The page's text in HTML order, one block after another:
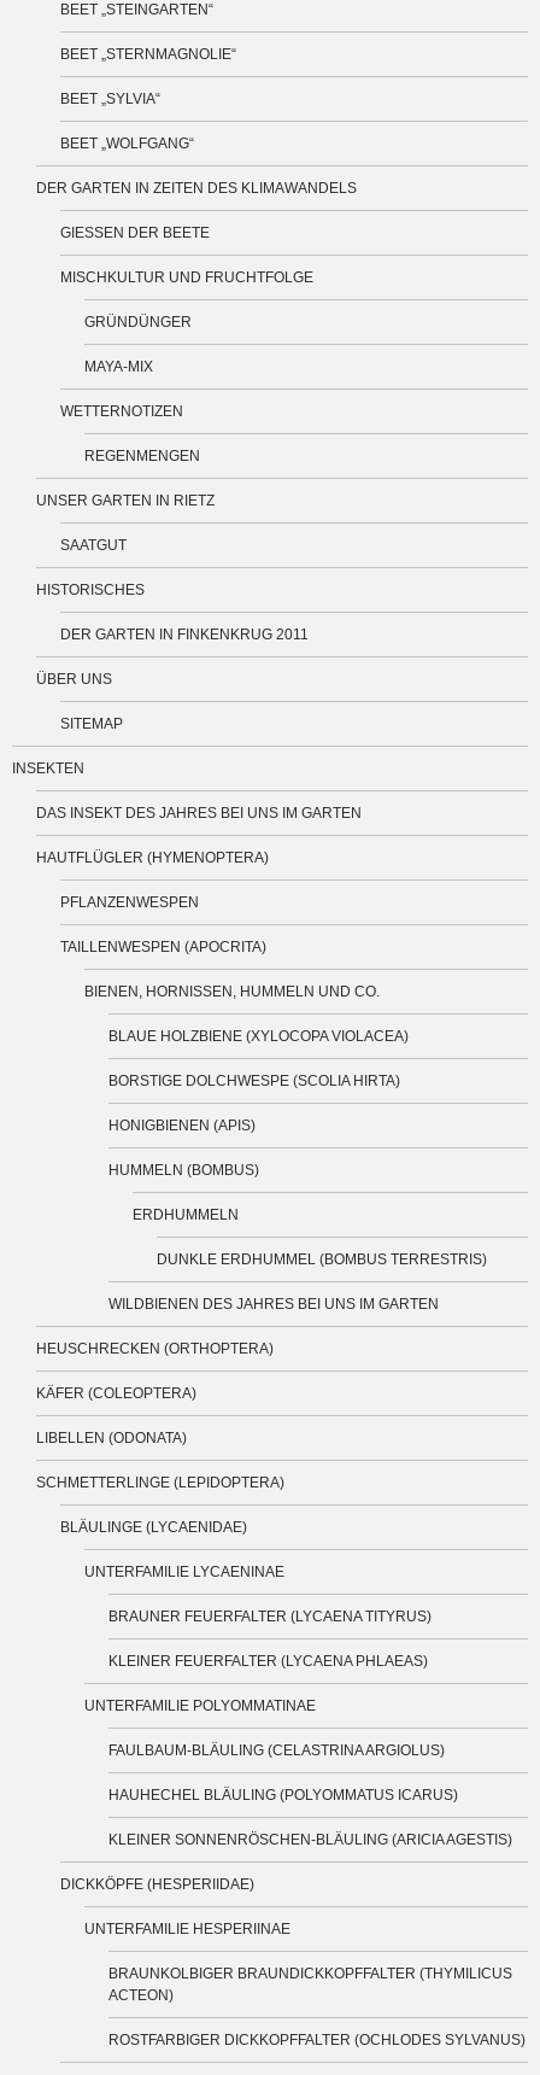
BEET „STEINGARTEN“
BEET „STERNMAGNOLIE“
BEET „SYLVIA“
BEET „WOLFGANG“
DER GARTEN IN ZEITEN DES KLIMAWANDELS
GIESSEN DER BEETE
MISCHKULTUR UND FRUCHTFOLGE
GRÜNDÜNGER
MAYA-MIX
WETTERNOTIZEN
REGENMENGEN
UNSER GARTEN IN RIETZ
SAATGUT
HISTORISCHES
DER GARTEN IN FINKENKRUG 2011
ÜBER UNS
SITEMAP
INSEKTEN
DAS INSEKT DES JAHRES BEI UNS IM GARTEN
HAUTFLÜGLER (HYMENOPTERA)
PFLANZENWESPEN
TAILLENWESPEN (APOCRITA)
BIENEN, HORNISSEN, HUMMELN UND CO.
BLAUE HOLZBIENE (XYLOCOPA VIOLACEA)
BORSTIGE DOLCHWESPE (SCOLIA HIRTA)
HONIGBIENEN (APIS)
HUMMELN (BOMBUS)
ERDHUMMELN
DUNKLE ERDHUMMEL (BOMBUS TERRESTRIS)
WILDBIENEN DES JAHRES BEI UNS IM GARTEN
HEUSCHRECKEN (ORTHOPTERA)
KÄFER (COLEOPTERA)
LIBELLEN (ODONATA)
SCHMETTERLINGE (LEPIDOPTERA)
BLÄULINGE (LYCAENIDAE)
UNTERFAMILIE LYCAENINAE
BRAUNER FEUERFALTER (LYCAENA TITYRUS)
KLEINER FEUERFALTER (LYCAENA PHLAEAS)
UNTERFAMILIE POLYOMMATINAE
FAULBAUM-BLÄULING (CELASTRINA ARGIOLUS)
HAUHECHEL BLÄULING (POLYOMMATUS ICARUS)
KLEINER SONNENRÖSCHEN-BLÄULING (ARICIA AGESTIS)
DICKKÖPFE (HESPERIIDAE)
UNTERFAMILIE HESPERIINAE
BRAUNKOLBIGER BRAUNDICKKOPFFALTER (THYMILICUS
ACTEON)
ROSTFARBIGER DICKKOPFFALTER (OCHLODES SYLVANUS)